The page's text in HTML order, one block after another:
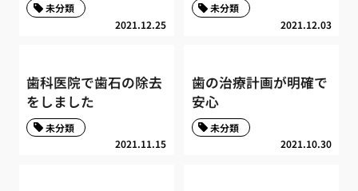
2021.12.25
未分類
2021.12.03
未分類
歯科医院で歯石の除去
をしました
2021.11.15
未分類
歯の治療計画が明確で
安心
2021.10.30
未分類